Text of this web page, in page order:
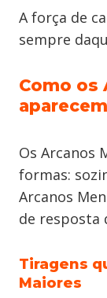
A força de
sempre
Como os
Os Arcanos
formas:
Arcanos
de resposta
Tiragens
Maiores